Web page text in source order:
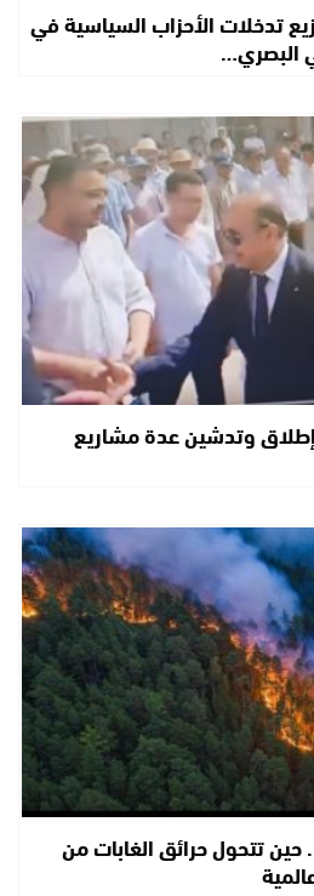
تدخلات الأحزاب السياسية في
البصري…
إطلاق وتدشين عدة مشاريع
تتحول حرائق الغابات من